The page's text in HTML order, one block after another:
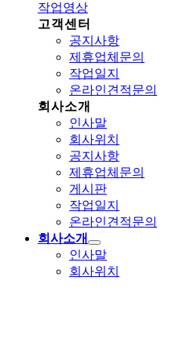
작업영상
고객센터
공지사항
제휴업체문의
작업일지
온라인견적문의
회사소개
인사말
회사위치
공지사항
제휴업체문의
게시판
작업일지
온라인견적문의
회사소개
인사말
회사위치